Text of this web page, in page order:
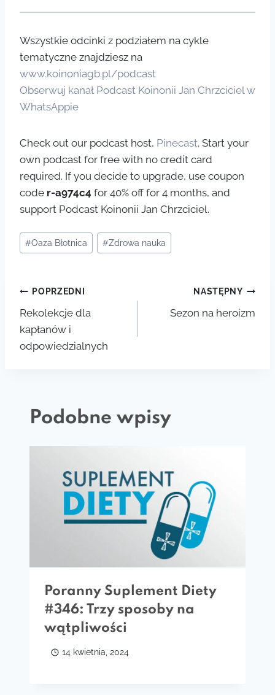
Wszystkie odcinki z podziałem na cykle
tematyczne znajdziesz na
www.koinoniagb.pl/podcast
Obserwuj kanał Podcast Koinonii Jan Chrzciciel w
WhatsAppie
Check out our podcast host, Pinecast. Start your
own podcast for free with no credit card
required. If you decide to upgrade, use coupon
code r-a974c4 for 40% off for 4 months, and
support Podcast Koinonii Jan Chrzciciel.
Tagi
wpisu:
#Oaza Błotnica #Zdrowa nauka
Nawigacja
wpisu
POPRZEDNI
Rekolekcje dla
kapłanów i
odpowiedzialnych
NASTĘPNY
Sezon na heroizm
Podobne wpisy
Poranny Suplement Diety
#346: Trzy sposoby na
wątpliwości
14 kwietnia, 2024